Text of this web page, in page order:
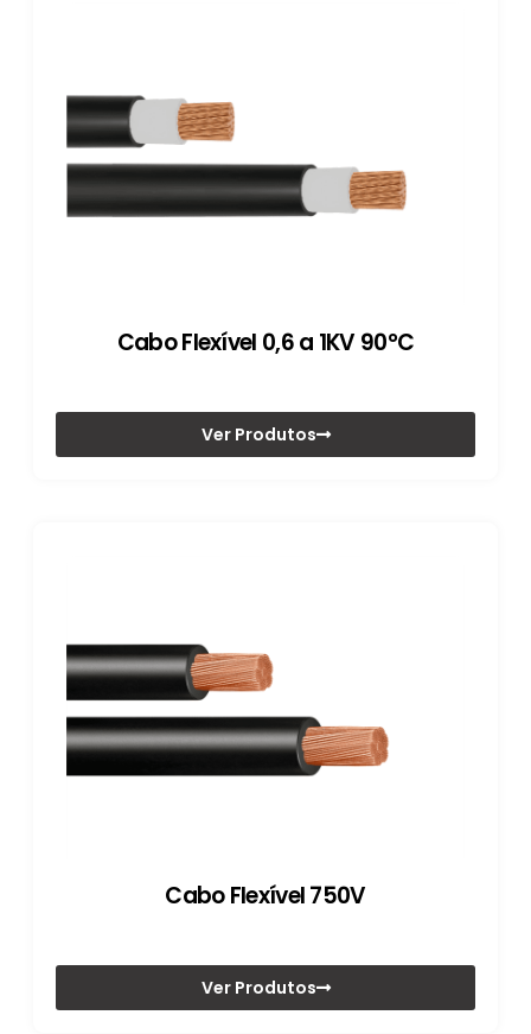
Cabo Flexível 0,6 a 1KV 90°C
Ver Produtos
Cabo Flexível 750V
Ver Produtos